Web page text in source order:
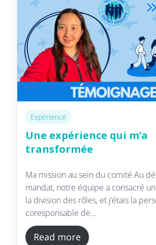
Expérience
Une expérience qui m’a
transformée
Ma mission au sein du comité Au
mandat, notre équipe a consacré
la division des rôles, et j’étais la
coresponsable de...
Read more